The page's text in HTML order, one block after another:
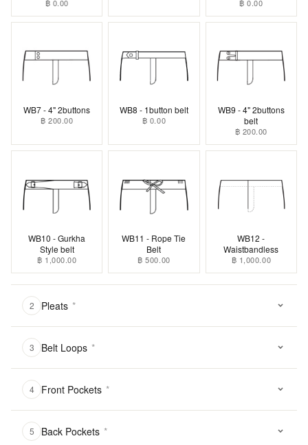
฿ 0.00 ฿ 0.00
WB7 - 4" 2buttons
฿ 200.00
WB8 - 1button belt
฿ 0.00
WB9 - 4" 2buttons
belt
฿ 200.00
WB10 - Gurkha
Style belt
฿ 1,000.00
WB11 - Rope Tie
Belt
฿ 500.00
WB12 -
Waistbandless
฿ 1,000.00
2 Pleats *
3 Belt Loops *
4 Front Pockets *
5 Back Pockets *